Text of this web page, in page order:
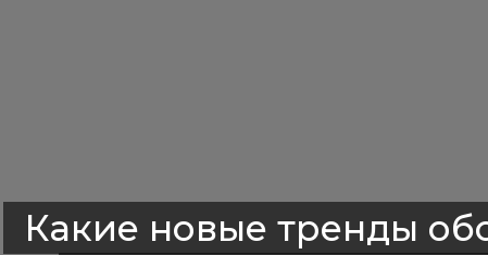
Какие новые тренды